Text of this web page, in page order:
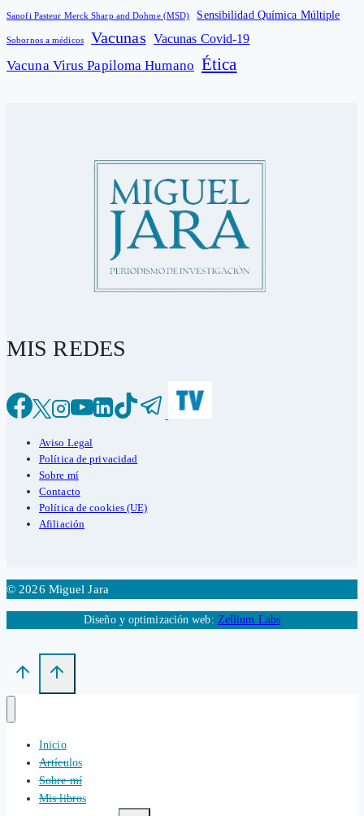
Sanofi Pasteur Merck Sharp and Dohme (MSD) Sensibilidad Química Múltiple
Sobornos a médicos Vacunas Vacunas Covid-19
Vacuna Virus Papiloma Humano Ética
MIS REDES
Aviso Legal
Política de privacidad
Sobre mí
Contacto
Política de cookies (UE)
Afiliación
© 2026 Miguel Jara
Diseño y optimización web: Zellium Labs
Inicio
Artículos
Sobre mí
Mis libros